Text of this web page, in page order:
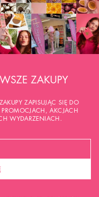
ZAKUPY
ZAPISUJĄC SIĘ DO
PROMOCJACH, AKCJACH
WYDARZENIACH.